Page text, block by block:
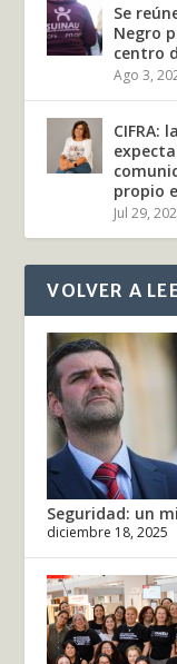
Se
Negro
centro
Ago 3,
CIFRA:
propio
Jul 29,
VOLVER A
Seguridad: un
diciembre 18, 2025